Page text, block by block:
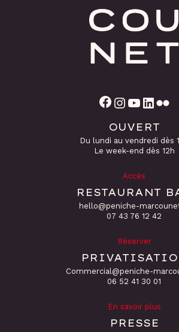
Facebook Instagram YouTube
OUVERT
Du lundi au vendredi dès
Le week-end dès 12h
Accès
RESTAURANT
hello@peniche-
‭07 43 76 12 42
Réserver
Commercial@peniche-
06 52 41 30 01
En savoir plus
PRESSE